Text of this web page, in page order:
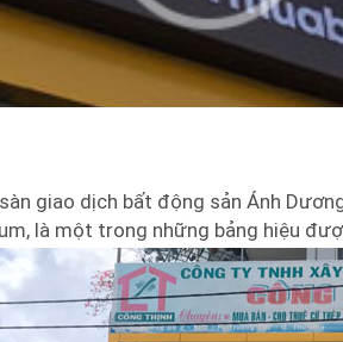
sàn giao dịch bất động sản Ánh
là một trong những bảng hiệu